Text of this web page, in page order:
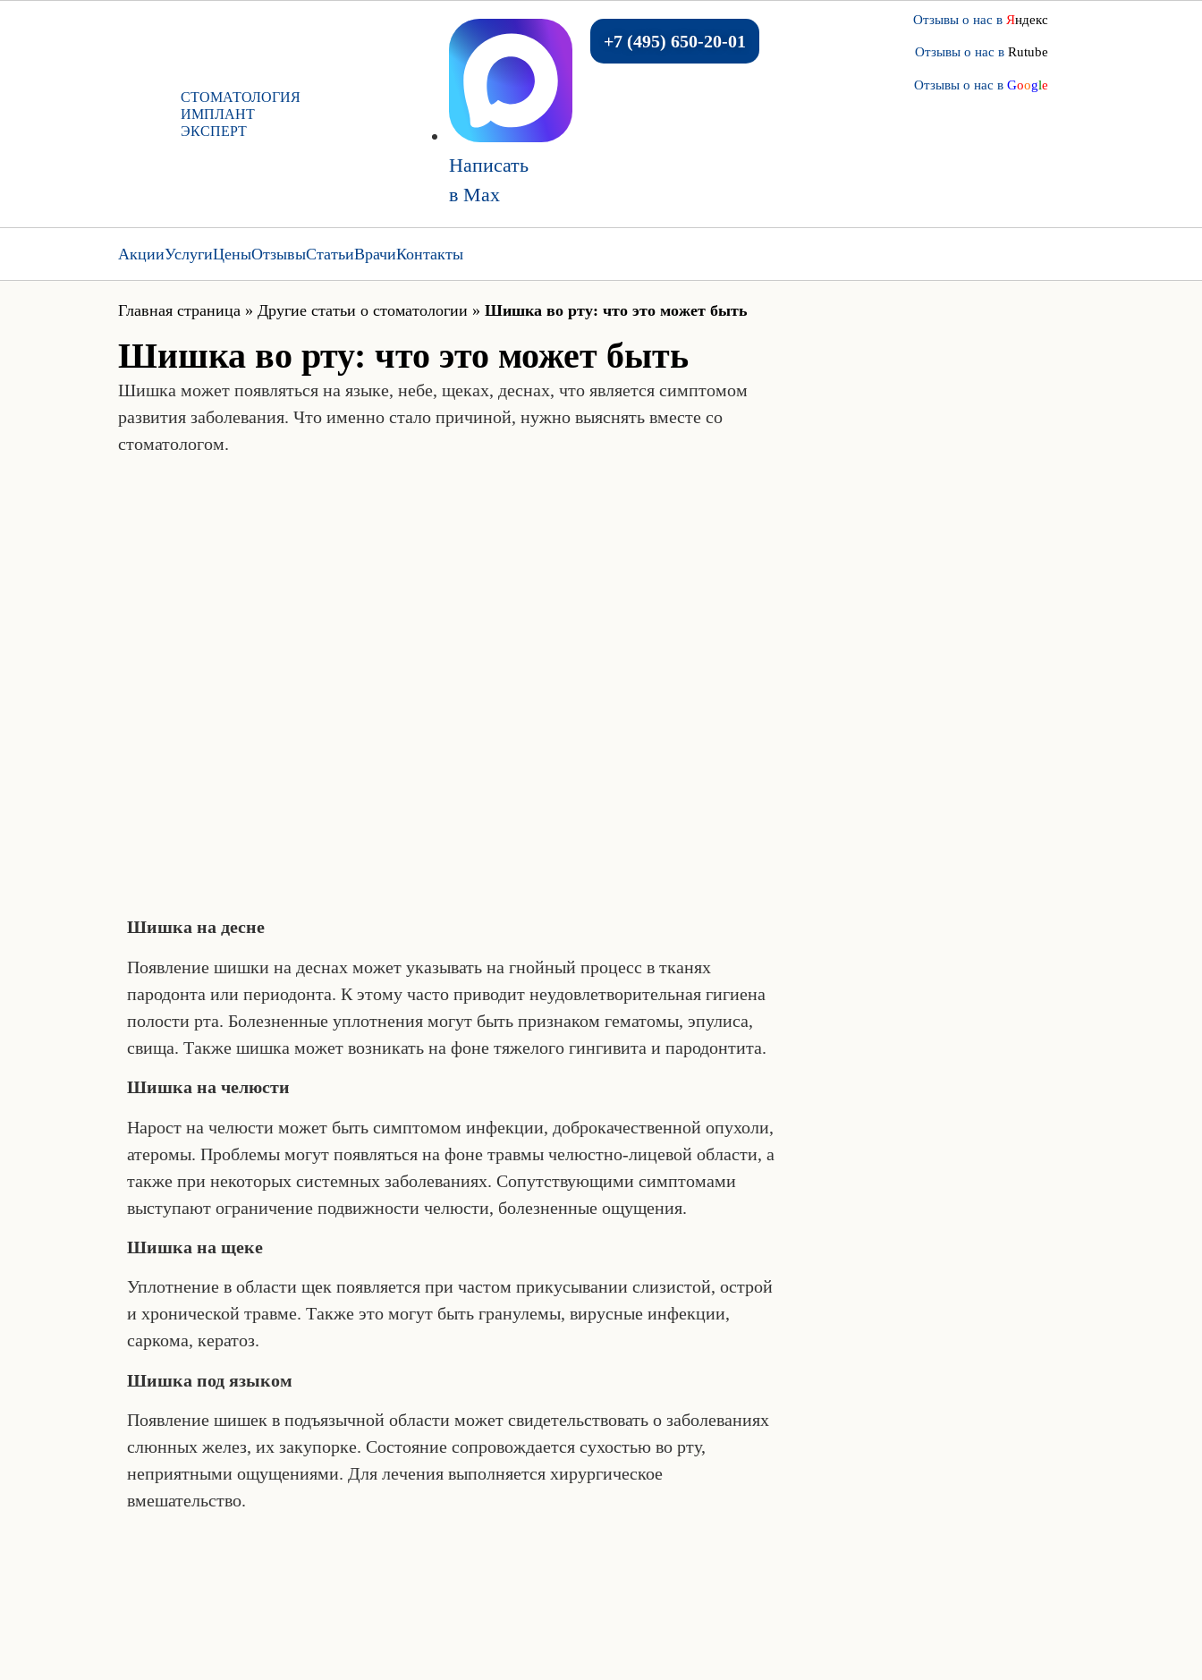
СТОМАТОЛОГИЯ
ИМПЛАНТ
ЭКСПЕРТ
Написать
в Max
+7 (495) 650-20-01
Отзывы о нас в Яндекс
Отзывы о нас вRutube
Отзывы о нас вGoogle
АкцииУслугиЦеныОтзывыСтатьиВрачиКонтакты
Главная страница » Другие статьи о стоматологии » Шишка во рту: что это может быть
Шишка во рту: что это может быть
Шишка может появляться на языке, небе, щеках, деснах, что является симптомом
развития заболевания. Что именно стало причиной, нужно выяснять вместе со
стоматологом.
Шишка на десне
Появление шишки на деснах может указывать на гнойный процесс в тканях
пародонта или периодонта. К этому часто приводит неудовлетворительная гигиена
полости рта. Болезненные уплотнения могут быть признаком гематомы, эпулиса,
свища. Также шишка может возникать на фоне тяжелого гингивита и пародонтита.
Шишка на челюсти
Нарост на челюсти может быть симптомом инфекции, доброкачественной опухоли,
атеромы. Проблемы могут появляться на фоне травмы челюстно-лицевой области, а
также при некоторых системных заболеваниях. Сопутствующими симптомами
выступают ограничение подвижности челюсти, болезненные ощущения.
Шишка на щеке
Уплотнение в области щек появляется при частом прикусывании слизистой, острой
и хронической травме. Также это могут быть гранулемы, вирусные инфекции,
саркома, кератоз.
Шишка под языком
Появление шишек в подъязычной области может свидетельствовать о заболеваниях
слюнных желез, их закупорке. Состояние сопровождается сухостью во рту,
неприятными ощущениями. Для лечения выполняется хирургическое
вмешательство.